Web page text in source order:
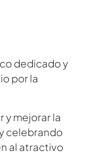
dedicado y
por la
y mejorar la
celebrando
al atractivo